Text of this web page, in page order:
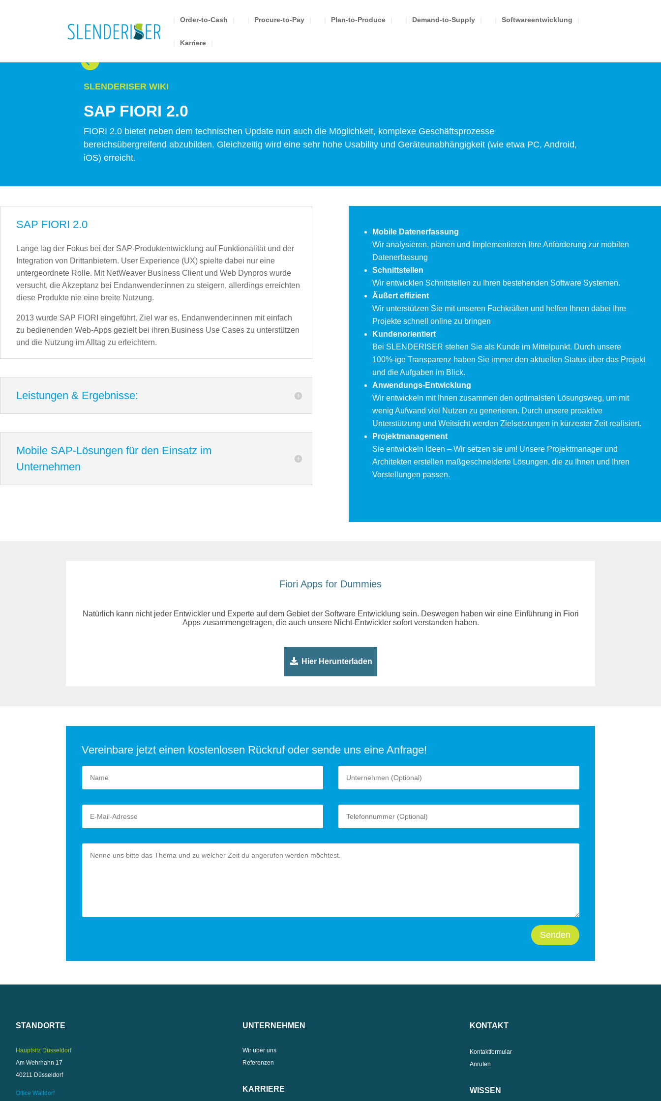
Order-to-Cash Procure-to-Pay Plan-to-Produce Demand-to-Supply Softwareentwicklung
Karriere

SLENDERISER WIKI
SAP FIORI 2.0
FIORI 2.0 bietet neben dem technischen Update nun auch die Möglichkeit, komplexe Geschäftsprozesse
bereichsübergreifend abzubilden. Gleichzeitig wird eine sehr hohe Usability und Geräteunabhängigkeit (wie etwa PC, Android,
iOS) erreicht.
SAP FIORI 2.0
Lange lag der Fokus bei der SAP-Produktentwicklung auf Funktionalität und der
Integration von Drittanbietern. User Experience (UX) spielte dabei nur eine
untergeordnete Rolle. Mit NetWeaver Business Client und Web Dynpros wurde
versucht, die Akzeptanz bei Endanwender:innen zu steigern, allerdings erreichten
diese Produkte nie eine breite Nutzung.
2013 wurde SAP FIORI eingeführt. Ziel war es, Endanwender:innen mit einfach
zu bedienenden Web-Apps gezielt bei ihren Business Use Cases zu unterstützen
und die Nutzung im Alltag zu erleichtern.
Leistungen & Ergebnisse:
Mobile SAP-Lösungen für den Einsatz im
Unternehmen
Mobile Datenerfassung
Wir analysieren, planen und Implementieren Ihre Anforderung zur mobilen
Datenerfassung
Schnittstellen
Wir entwicklen Schnitstellen zu Ihren bestehenden Software Systemen.
Äußert effizient
Wir unterstützen Sie mit unseren Fachkräften und helfen Ihnen dabei Ihre
Projekte schnell online zu bringen
Kundenorientiert
Bei SLENDERISER stehen Sie als Kunde im Mittelpunkt. Durch unsere
100%-ige Transparenz haben Sie immer den aktuellen Status über das Projekt
und die Aufgaben im Blick.
Anwendungs-Entwicklung
Wir entwickeln mit Ihnen zusammen den optimalsten Lösungsweg, um mit
wenig Aufwand viel Nutzen zu generieren. Durch unsere proaktive
Unterstützung und Weitsicht werden Zielsetzungen in kürzester Zeit realisiert.
Projektmanagement
Sie entwickeln Ideen – Wir setzen sie um! Unsere Projektmanager und
Architekten erstellen maßgeschneiderte Lösungen, die zu Ihnen und Ihren
Vorstellungen passen.
Fiori Apps for Dummies
Natürlich kann nicht jeder Entwickler und Experte auf dem Gebiet der Software Entwicklung sein. Deswegen haben wir eine Einführung in Fiori
Apps zusammengetragen, die auch unsere Nicht-Entwickler sofort verstanden haben.
Hier Herunterladen
Vereinbare jetzt einen kostenlosen Rückruf oder sende uns eine Anfrage!
Senden
STANDORTE
Hauptsitz Düsseldorf
Am Wehrhahn 17
40211 Düsseldorf
Office Walldorf
UNTERNEHMEN
Wir über uns
Referenzen
KARRIERE
KONTAKT
Kontaktformular
Anrufen
WISSEN